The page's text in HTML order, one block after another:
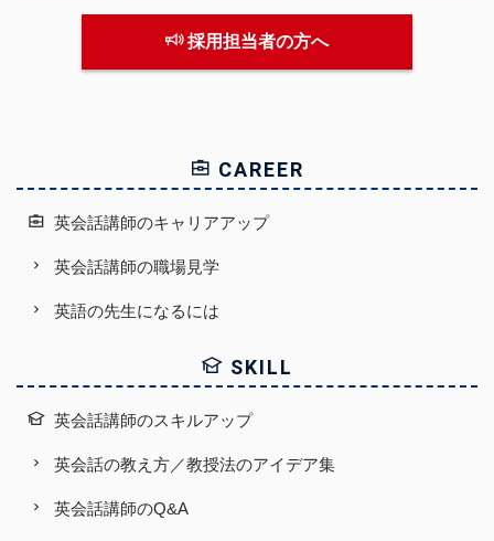
採用担当者の方へ
CAREER
英会話講師のキャリアアップ
英会話講師の職場見学
英語の先生になるには
SKILL
英会話講師のスキルアップ
英会話の教え方／教授法のアイデア集
英会話講師のQ&A